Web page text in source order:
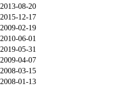
2013-08-20
2015-12-17
2009-02-19
2010-06-01
2019-05-31
2009-04-07
2008-03-15
2008-01-13